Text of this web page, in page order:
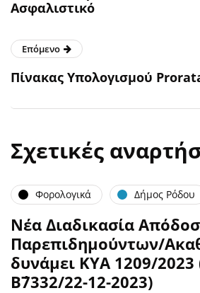
Ασφαλιστικό
Επόμενο
Πίνακας Υπολογισμού
Σχετικές
Φορολογικά Δήμος Ρόδου
Νέα Διαδικασία
Παρεπιδημούντων/
δυνάμει ΚΥΑ 1209/
Β΄7332/22-12-2023)